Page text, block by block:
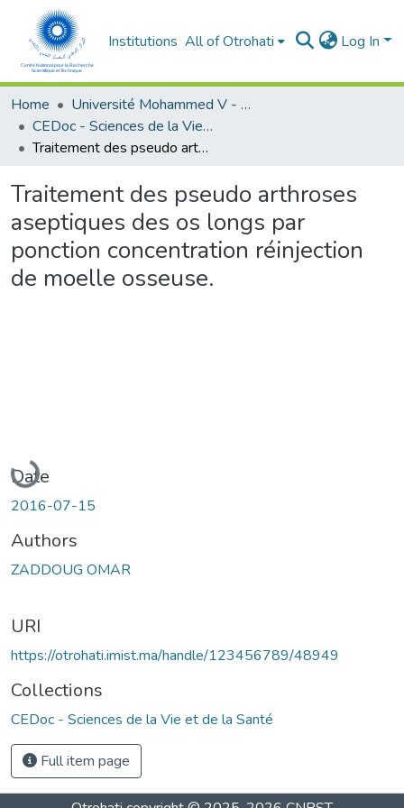
Institutions All of Otrohati Log In
Home
Université Mohammed V - Rabat
CEDoc - Sciences de la Vie et de la Santé
Traitement des pseudo arthroses aseptiques des os longs par ponction concentration réinjection de moelle osseuse.
Traitement des pseudo arthroses
aseptiques des os longs par
ponction concentration réinjection
de moelle osseuse.
Loading...
Date
2016-07-15
Authors
ZADDOUG OMAR
URI
https://otrohati.imist.ma/handle/123456789/48949
Collections
CEDoc - Sciences de la Vie et de la Santé
Full item page